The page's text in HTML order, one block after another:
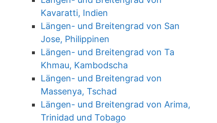
Kavaratti, Indien
Längen- und Breitengrad von San
Jose, Philippinen
Längen- und Breitengrad von Ta
Khmau, Kambodscha
Längen- und Breitengrad von
Massenya, Tschad
Längen- und Breitengrad von Arima,
Trinidad und Tobago